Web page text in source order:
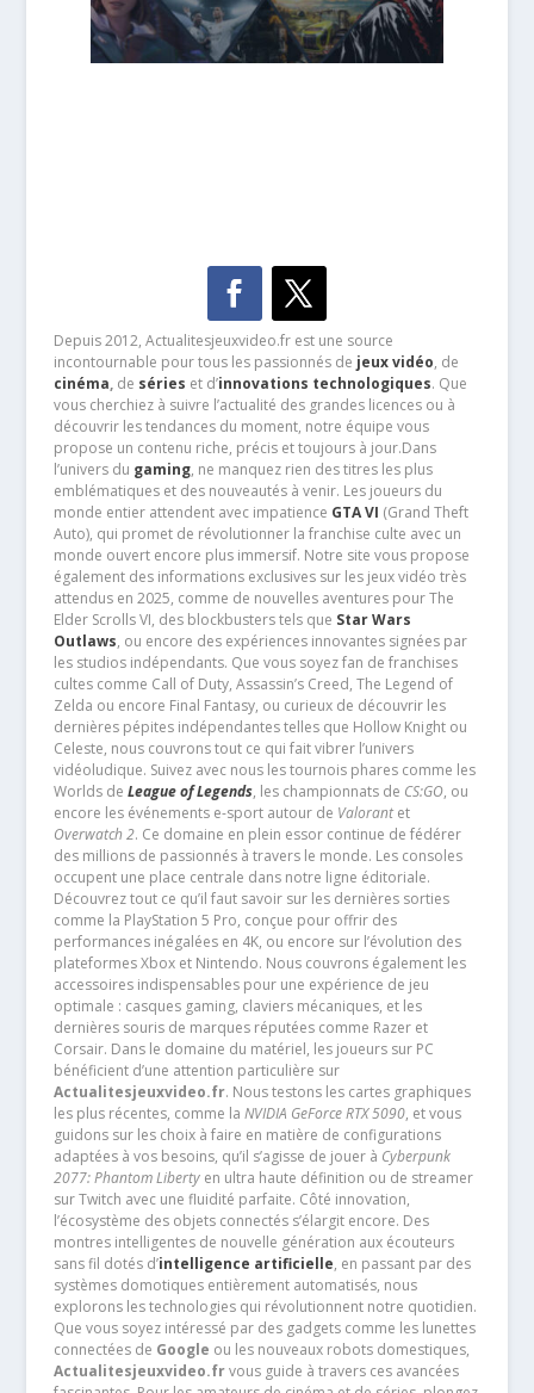
Depuis 2012, Actualitesjeuxvideo.fr est une source
incontournable pour tous les passionnés de jeux vidéo, de
cinéma,de séries et d’innovations technologiques. Que
vous cherchiez à suivre l’actualité des grandes licences ou à
découvrir les tendances du moment, notre équipe vous
propose un contenu riche, précis et toujours à jour.Dans
l’univers du gaming, ne manquez rien des titres les plus
emblématiques et des nouveautés à venir. Les joueurs du
monde entier attendent avec impatience GTA VI (Grand Theft
Auto), qui promet de révolutionner la franchise culte avec un
monde ouvert encore plus immersif. Notre site vous propose
également des informations exclusives sur les jeux vidéo très
attendus en 2025, comme de nouvelles aventures pour The
Elder Scrolls VI, des blockbusters tels que Star Wars
Outlaws, ou encore des expériences innovantes signées par
les studios indépendants. Que vous soyez fan de franchises
cultes comme Call of Duty, Assassin’s Creed, The Legend of
Zelda ou encore Final Fantasy, ou curieux de découvrir les
dernières pépites indépendantes telles que Hollow Knight ou
Celeste, nous couvrons tout ce qui fait vibrer l’univers
vidéoludique. Suivez avec nous les tournois phares comme les
Worlds de League of Legends, les championnats de CS:GO, ou
encore les événements e-sport autour de Valorantet
Overwatch 2. Ce domaine en plein essor continue de fédérer
des millions de passionnés à travers le monde. Les consoles
occupent une place centrale dans notre ligne éditoriale.
Découvrez tout ce qu’il faut savoir sur les dernières sorties
comme la PlayStation 5 Pro, conçue pour offrir des
performances inégalées en 4K, ou encore sur l’évolution des
plateformes Xbox et Nintendo. Nous couvrons également les
accessoires indispensables pour une expérience de jeu
optimale : casques gaming, claviers mécaniques, et les
dernières souris de marques réputées comme Razer et
Corsair. Dans le domaine du matériel, les joueurs sur PC
bénéficient d’une attention particulière sur
Actualitesjeuxvideo.fr. Nous testons les cartes graphiques
les plus récentes, comme la NVIDIA GeForce RTX 5090, et vous
guidons sur les choix à faire en matière de configurations
adaptées à vos besoins, qu’il s’agisse de jouer à Cyberpunk
2077: Phantom Libertyen ultra haute définition ou de streamer
sur Twitch avec une fluidité parfaite. Côté innovation,
l’écosystème des objets connectés s’élargit encore. Des
montres intelligentes de nouvelle génération aux écouteurs
sans fil dotés d’intelligence artificielle, en passant par des
systèmes domotiques entièrement automatisés, nous
explorons les technologies qui révolutionnent notre quotidien.
Que vous soyez intéressé par des gadgets comme les lunettes
connectées de Google ou les nouveaux robots domestiques,
Actualitesjeuxvideo.frvous guide à travers ces avancées